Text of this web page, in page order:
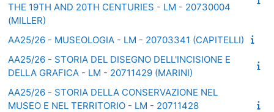
THE 19TH AND 20TH CENTURIES - LM - 20730004
(MILLER)
AA25/26 - MUSEOLOGIA - LM - 20703341 (CAPITELLI)
AA25/26 - STORIA DEL DISEGNO DELL'INCISIONE E
DELLA GRAFICA - LM - 20711429 (MARINI)
AA25/26 - STORIA DELLA CONSERVAZIONE NEL
MUSEO E NEL TERRITORIO - LM - 20711428